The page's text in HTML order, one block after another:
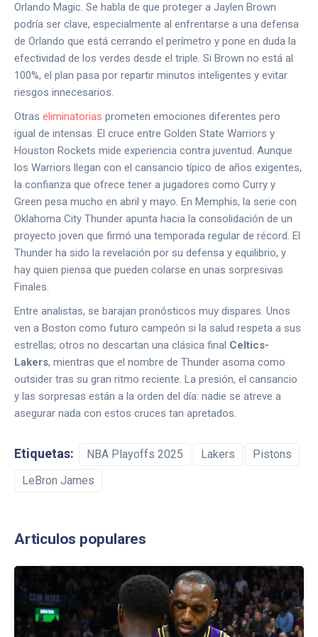
Orlando Magic. Se habla de que proteger a Jaylen Brown
podría ser clave, especialmente al enfrentarse a una defensa
de Orlando que está cerrando el perímetro y pone en duda la
efectividad de los verdes desde el triple. Si Brown no está al
100%, el plan pasa por repartir minutos inteligentes y evitar
riesgos innecesarios.
Otras eliminatorias prometen emociones diferentes pero
igual de intensas. El cruce entre Golden State Warriors y
Houston Rockets mide experiencia contra juventud. Aunque
los Warriors llegan con el cansancio típico de años exigentes,
la confianza que ofrece tener a jugadores como Curry y
Green pesa mucho en abril y mayo. En Memphis, la serie con
Oklahoma City Thunder apunta hacia la consolidación de un
proyecto joven que firmó una temporada regular de récord. El
Thunder ha sido la revelación por su defensa y equilibrio, y
hay quien piensa que pueden colarse en unas sorpresivas
Finales.
Entre analistas, se barajan pronósticos muy dispares. Unos
ven a Boston como futuro campeón si la salud respeta a sus
estrellas; otros no descartan una clásica final Celtics-
Lakers, mientras que el nombre de Thunder asoma como
outsider tras su gran ritmo reciente. La presión, el cansancio
y las sorpresas están a la orden del día: nadie se atreve a
asegurar nada con estos cruces tan apretados.
Etiquetas: NBA Playoffs 2025 Lakers
Pistons
LeBron James
Articulos populares